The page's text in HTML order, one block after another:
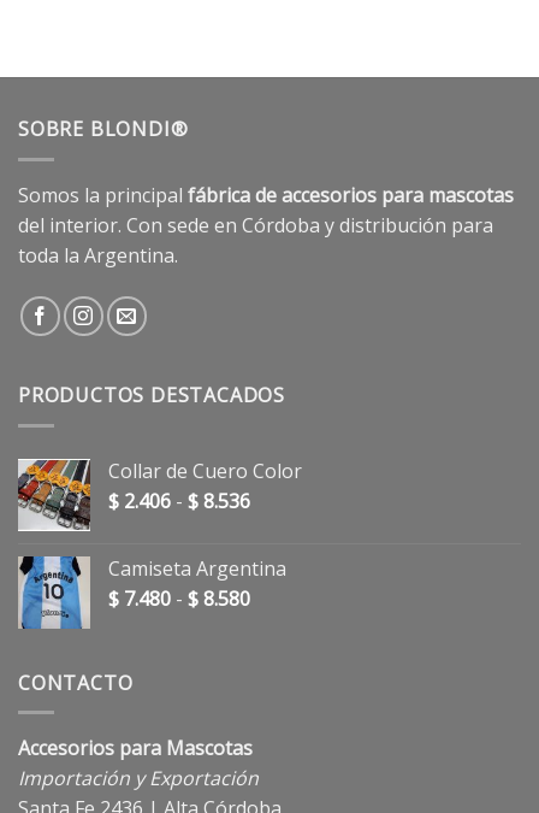
SOBRE BLONDI®
Somos la principal fábrica de accesorios para mascotas
del interior. Con sede en Córdoba y distribución para
toda la Argentina.
PRODUCTOS DESTACADOS
Collar de Cuero Color
$ 2.406 - $8.536Rango
desde
$ 2.406
Camiseta Argentina
$ 7.480 - $8.580Rango
$ 8.580
CONTACTO
Accesorios para Mascotas
Importación y Exportación